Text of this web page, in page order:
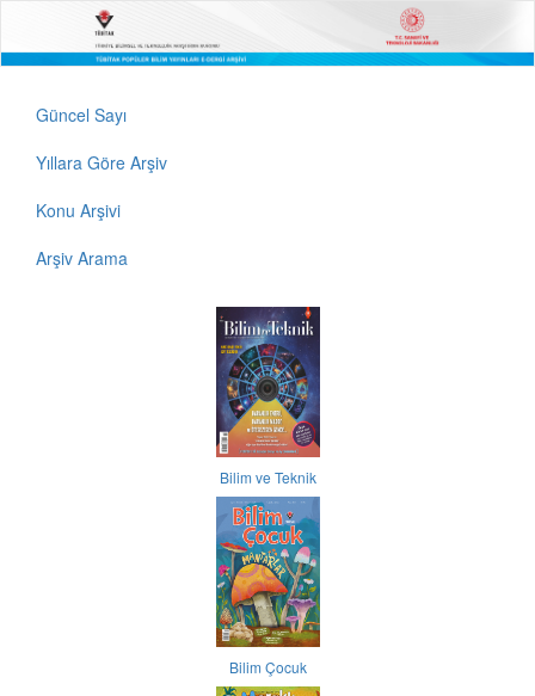
Güncel Sayı
Yıllara Göre Arşiv
Konu Arşivi
Arşiv Arama
Bilim ve Teknik
Bilim Çocuk